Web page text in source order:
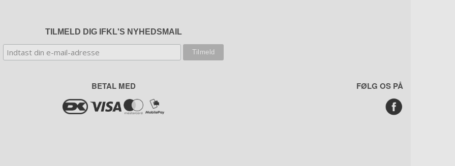
TILMELD DIG IFKL'S NYHEDSMAIL
BETAL MED FØLG OS PÅ